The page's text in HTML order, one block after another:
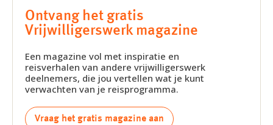
Ontvang het gratis
Vrijwilligerswerk magazine
Een magazine vol met inspiratie en
reisverhalen van andere vrijwilligerswerk
deelnemers, die jou vertellen wat je kunt
verwachten van je reisprogramma.
Vraag het gratis magazine aan